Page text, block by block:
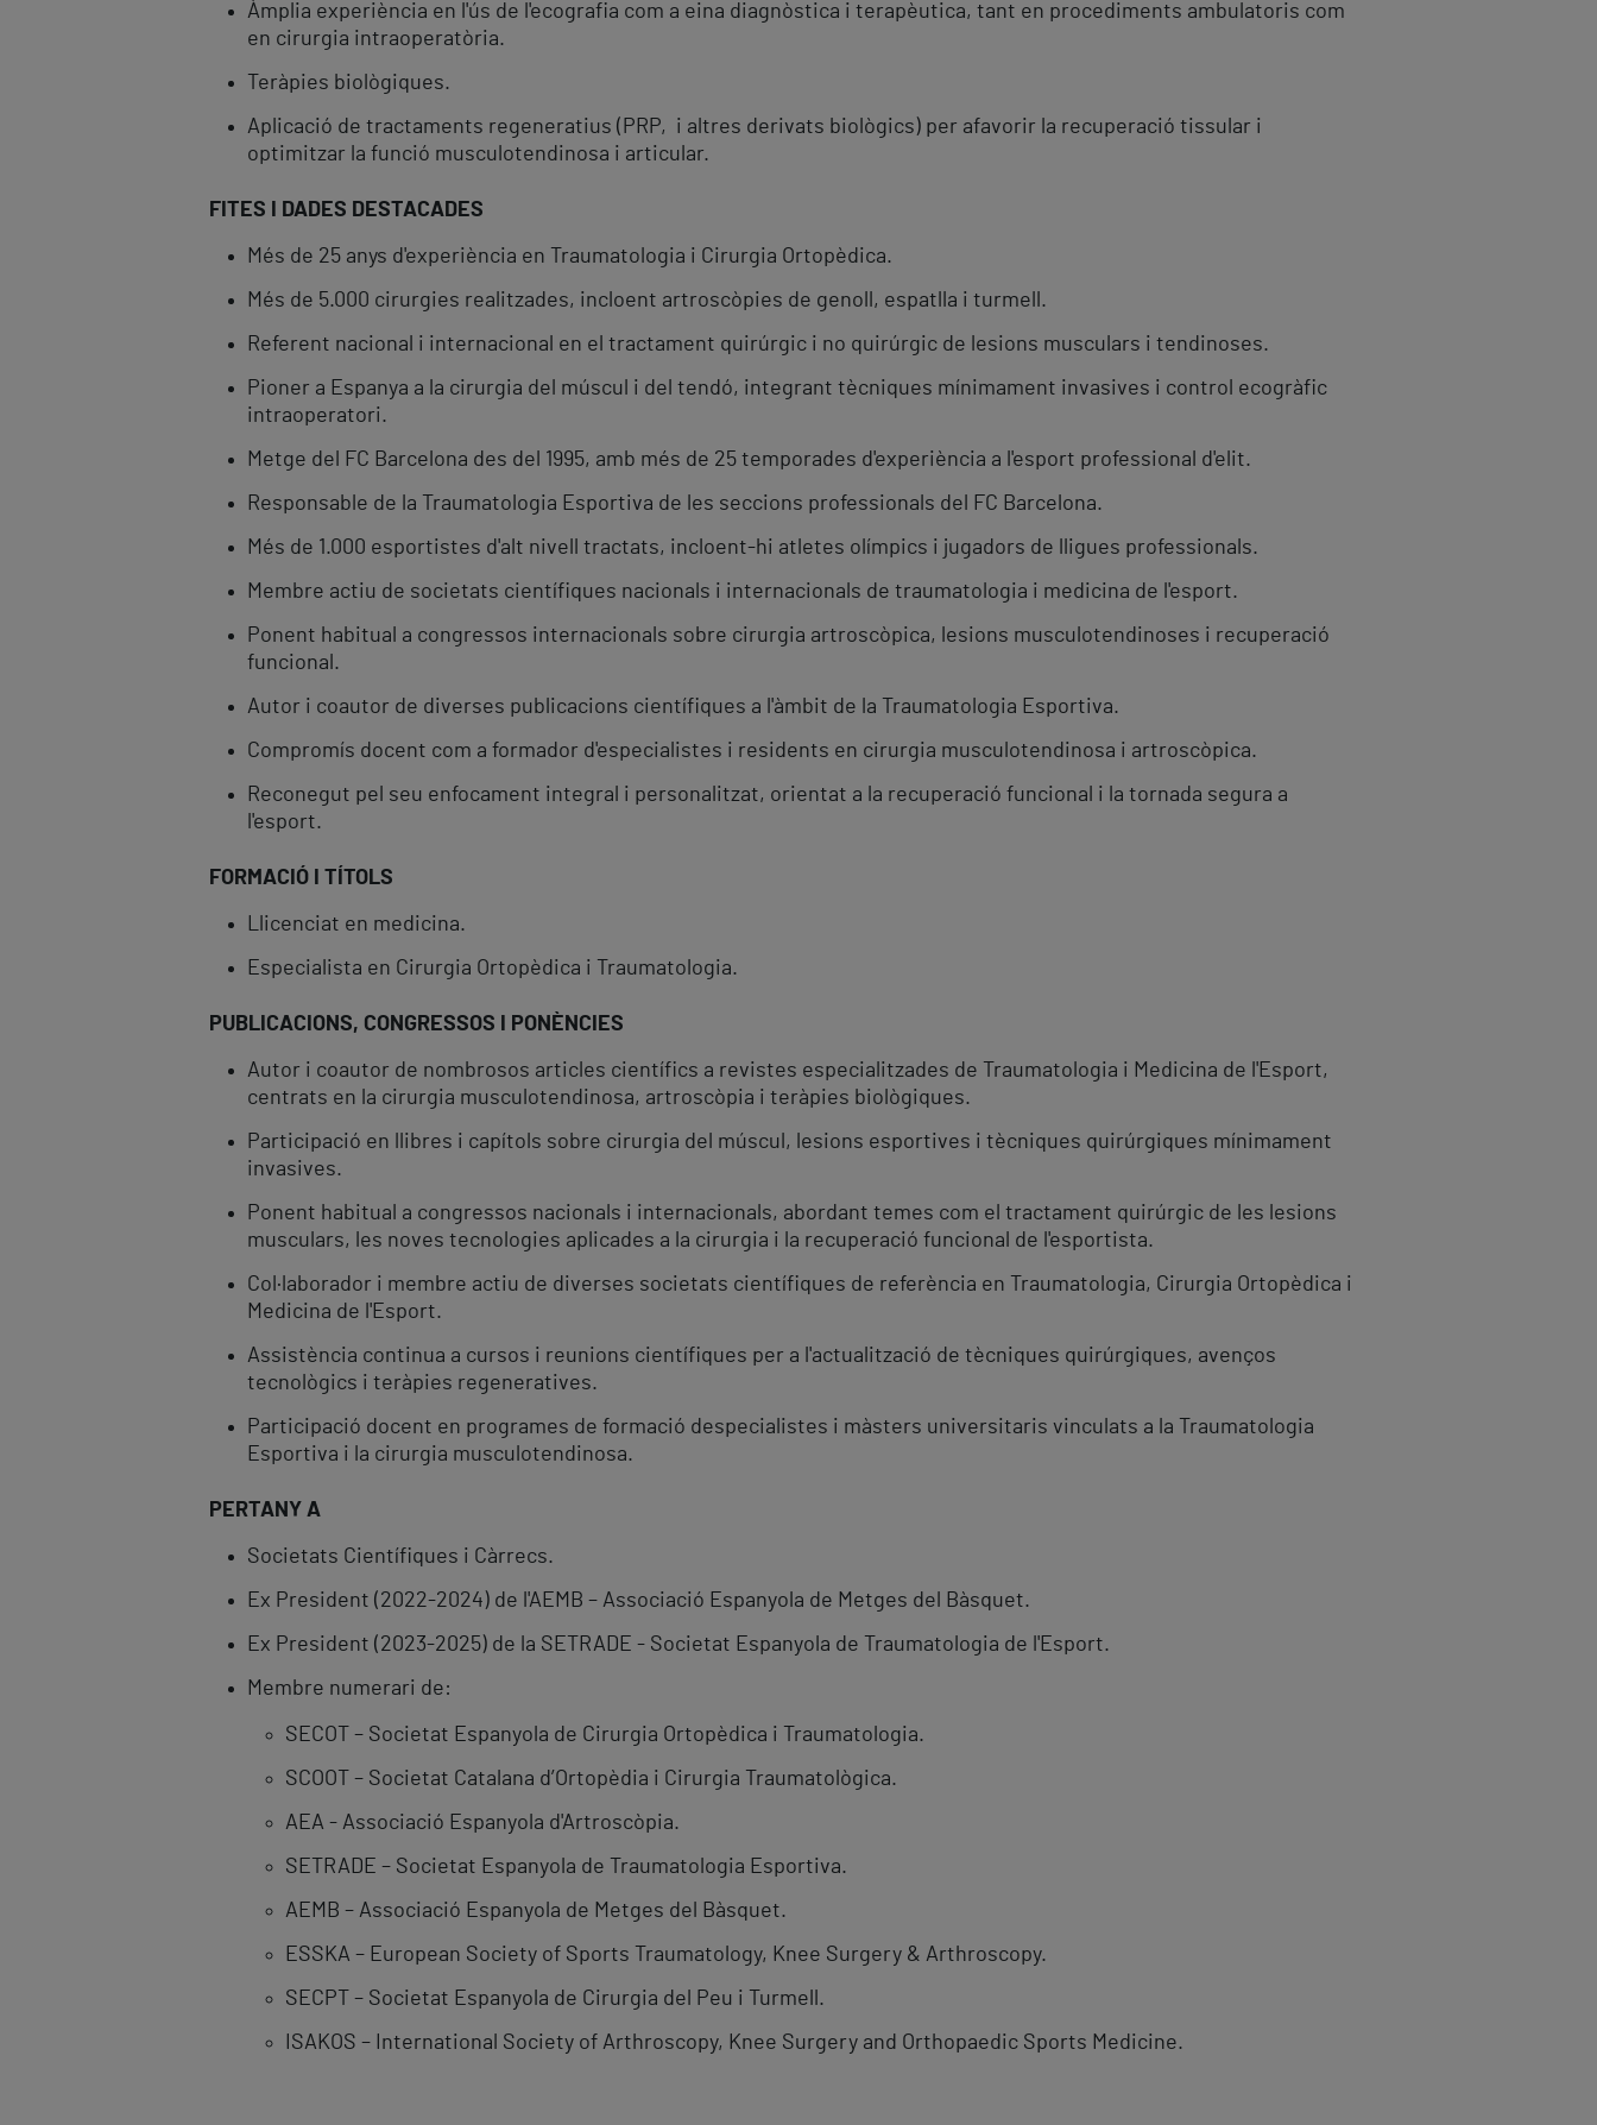
Àmplia experiència en l'ús de l'ecografia com a eina diagnòstica i terapèutica, tant en procediments ambulatoris com
en cirurgia intraoperatòria.
Teràpies biològiques.
Aplicació de tractaments regeneratius (PRP, i altres derivats biològics) per afavorir la recuperació tissular i
optimitzar la funció musculotendinosa i articular.
FITES I DADES DESTACADES
Més de 25 anys d'experiència en Traumatologia i Cirurgia Ortopèdica.
Més de 5.000 cirurgies realitzades, incloent artroscòpies de genoll, espatlla i turmell.
Referent nacional i internacional en el tractament quirúrgic i no quirúrgic de lesions musculars i tendinoses.
Pioner a Espanya a la cirurgia del múscul i del tendó, integrant tècniques mínimament invasives i control ecogràfic
intraoperatori.
Metge del FC Barcelona des del 1995, amb més de 25 temporades d'experiència a l'esport professional d'elit.
Responsable de la Traumatologia Esportiva de les seccions professionals del FC Barcelona.
Més de 1.000 esportistes d'alt nivell tractats, incloent-hi atletes olímpics i jugadors de lligues professionals.
Membre actiu de societats científiques nacionals i internacionals de traumatologia i medicina de l'esport.
Ponent habitual a congressos internacionals sobre cirurgia artroscòpica, lesions musculotendinoses i recuperació
funcional.
Autor i coautor de diverses publicacions científiques a l'àmbit de la Traumatologia Esportiva.
Compromís docent com a formador d'especialistes i residents en cirurgia musculotendinosa i artroscòpica.
Reconegut pel seu enfocament integral i personalitzat, orientat a la recuperació funcional i la tornada segura a
l'esport.
FORMACIÓ I TÍTOLS
Llicenciat en medicina.
Especialista en Cirurgia Ortopèdica i Traumatologia.
PUBLICACIONS, CONGRESSOS I PONÈNCIES
Autor i coautor de nombrosos articles científics a revistes especialitzades de Traumatologia i Medicina de l'Esport,
centrats en la cirurgia musculotendinosa, artroscòpia i teràpies biològiques.
Participació en llibres i capítols sobre cirurgia del múscul, lesions esportives i tècniques quirúrgiques mínimament
invasives.
Ponent habitual a congressos nacionals i internacionals, abordant temes com el tractament quirúrgic de les lesions
musculars, les noves tecnologies aplicades a la cirurgia i la recuperació funcional de l'esportista.
Col·laborador i membre actiu de diverses societats científiques de referència en Traumatologia, Cirurgia Ortopèdica i
Medicina de l'Esport.
Assistència continua a cursos i reunions científiques per a l'actualització de tècniques quirúrgiques, avenços
tecnològics i teràpies regeneratives.
Participació docent en programes de formació despecialistes i màsters universitaris vinculats a la Traumatologia
Esportiva i la cirurgia musculotendinosa.
PERTANY A
Societats Científiques i Càrrecs.
Ex President (2022-2024) de l'AEMB – Associació Espanyola de Metges del Bàsquet.
Ex President (2023-2025) de la SETRADE - Societat Espanyola de Traumatologia de l'Esport.
Membre numerari de:
SECOT – Societat Espanyola de Cirurgia Ortopèdica i Traumatologia.
SCOOT – Societat Catalana d’Ortopèdia i Cirurgia Traumatològica.
AEA - Associació Espanyola d'Artroscòpia.
SETRADE – Societat Espanyola de Traumatologia Esportiva.
AEMB – Associació Espanyola de Metges del Bàsquet.
ESSKA – European Society of Sports Traumatology, Knee Surgery & Arthroscopy.
SECPT – Societat Espanyola de Cirurgia del Peu i Turmell.
ISAKOS – International Society of Arthroscopy, Knee Surgery and Orthopaedic Sports Medicine.